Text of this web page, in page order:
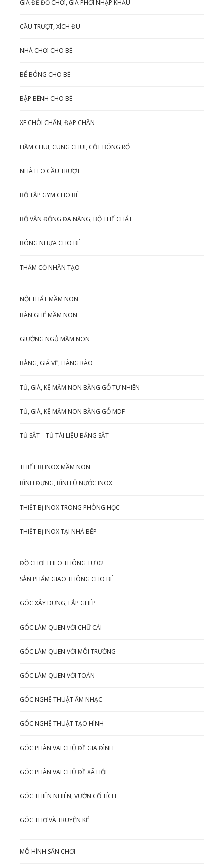
GIÁ ĐỂ ĐỒ CHƠI, GIÁ PHƠI NHẬP KHẨU
CẦU TRƯỢT, XÍCH ĐU
NHÀ CHƠI CHO BÉ
BỂ BÓNG CHO BÉ
BẬP BÊNH CHO BÉ
XE CHÒI CHÂN, ĐẠP CHÂN
HẦM CHUI, CUNG CHUI, CỘT BÓNG RỔ
NHÀ LEO CẦU TRƯỢT
BỘ TẬP GYM CHO BÉ
BỘ VẬN ĐỘNG ĐA NĂNG, BỘ THỂ CHẤT
BÓNG NHỰA CHO BÉ
THẢM CỎ NHÂN TẠO
NỘI THẤT MẦM NON
BÀN GHẾ MẦM NON
GIƯỜNG NGỦ MẦM NON
BẢNG, GIÁ VẼ, HÀNG RÀO
TỦ, GIÁ, KỆ MẦM NON BẰNG GỖ TỰ NHIÊN
TỦ, GIÁ, KỆ MẦM NON BẰNG GỖ MDF
TỦ SẮT – TỦ TÀI LIỆU BẰNG SẮT
THIẾT BỊ INOX MẦM NON
BÌNH ĐỰNG, BÌNH Ủ NƯỚC INOX
THIẾT BỊ INOX TRONG PHÒNG HỌC
THIẾT BỊ INOX TẠI NHÀ BẾP
ĐỒ CHƠI THEO THÔNG TƯ 02
SẢN PHẨM GIAO THÔNG CHO BÉ
GÓC XÂY DỰNG, LẮP GHÉP
GÓC LÀM QUEN VỚI CHỮ CÁI
GÓC LÀM QUEN VỚI MÔI TRƯỜNG
GÓC LÀM QUEN VỚI TOÁN
GÓC NGHỆ THUẬT ÂM NHẠC
GÓC NGHỆ THUẬT TẠO HÌNH
GÓC PHÂN VAI CHỦ ĐỀ GIA ĐÌNH
GÓC PHÂN VAI CHỦ ĐỀ XÃ HỘI
GÓC THIÊN NHIÊN, VƯỜN CỔ TÍCH
GÓC THƠ VÀ TRUYỆN KỂ
MÔ HÌNH SÂN CHƠI